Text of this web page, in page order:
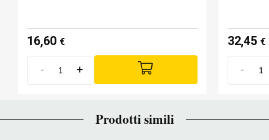
16,60 €
- +
32,45 €
-
Prodotti simili